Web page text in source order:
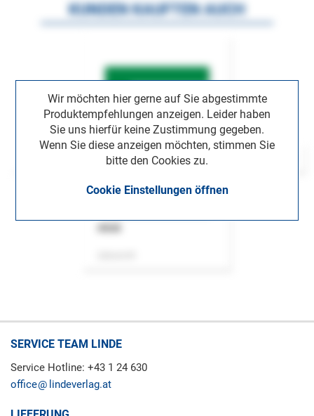
Wir möchten hier gerne auf Sie abgestimmte
Produktempfehlungen anzeigen. Leider haben
Sie uns hierfür keine Zustimmung gegeben.
Wenn Sie diese anzeigen möchten, stimmen Sie
bitte den Cookies zu.
Cookie Einstellungen öffnen
KUNDEN KAUFTEN AUCH
SERVICE TEAM LINDE
Service Hotline: +43 1 24 630
office
lindeverlag.at